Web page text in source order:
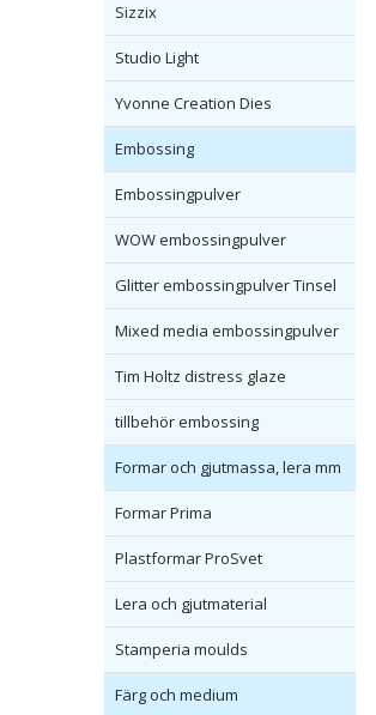
Sizzix
Studio Light
Yvonne Creation Dies
Embossing
Embossingpulver
WOW embossingpulver
Glitter embossingpulver Tinsel
Mixed media embossingpulver
Tim Holtz distress glaze
tillbehör embossing
Formar och gjutmassa, lera mm
Formar Prima
Plastformar ProSvet
Lera och gjutmaterial
Stamperia moulds
Färg och medium